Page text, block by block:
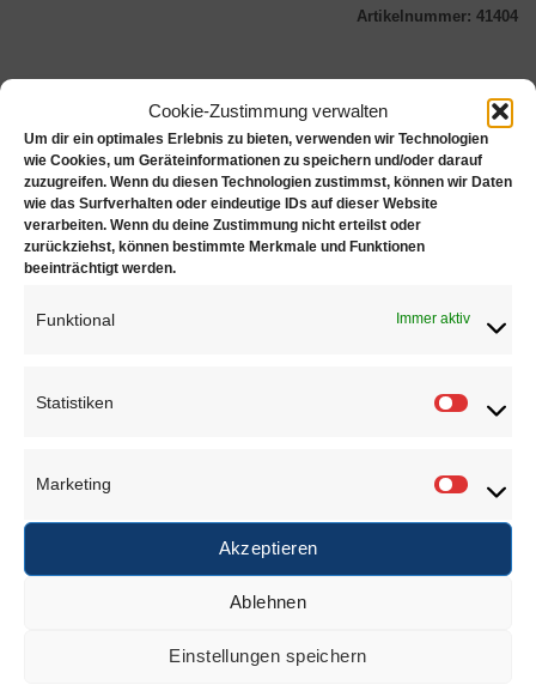
Cookie-Zustimmung verwalten
Um dir ein optimales Erlebnis zu bieten, verwenden wir Technologien
wie Cookies, um Geräteinformationen zu speichern und/oder darauf
zuzugreifen. Wenn du diesen Technologien zustimmst, können wir Daten
wie das Surfverhalten oder eindeutige IDs auf dieser Website
verarbeiten. Wenn du deine Zustimmung nicht erteilst oder
zurückziehst, können bestimmte Merkmale und Funktionen
beeinträchtigt werden.
Funktional Immer aktiv
Statistiken
Marketing
Akzeptieren
Ablehnen
Einstellungen speichern
Artikelnummer: 41404
Beschreibung
Zusätzliche Informationen
Produktsicherheit
Rezensionen (0)
Griffin Elastic Cord
Stärke: 0.70mm